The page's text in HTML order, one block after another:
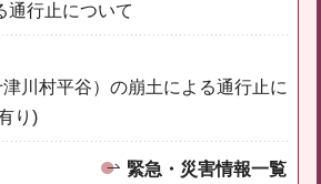
通行止について
川村平谷）の崩土による通行止に
り)
緊急・災害情報一覧